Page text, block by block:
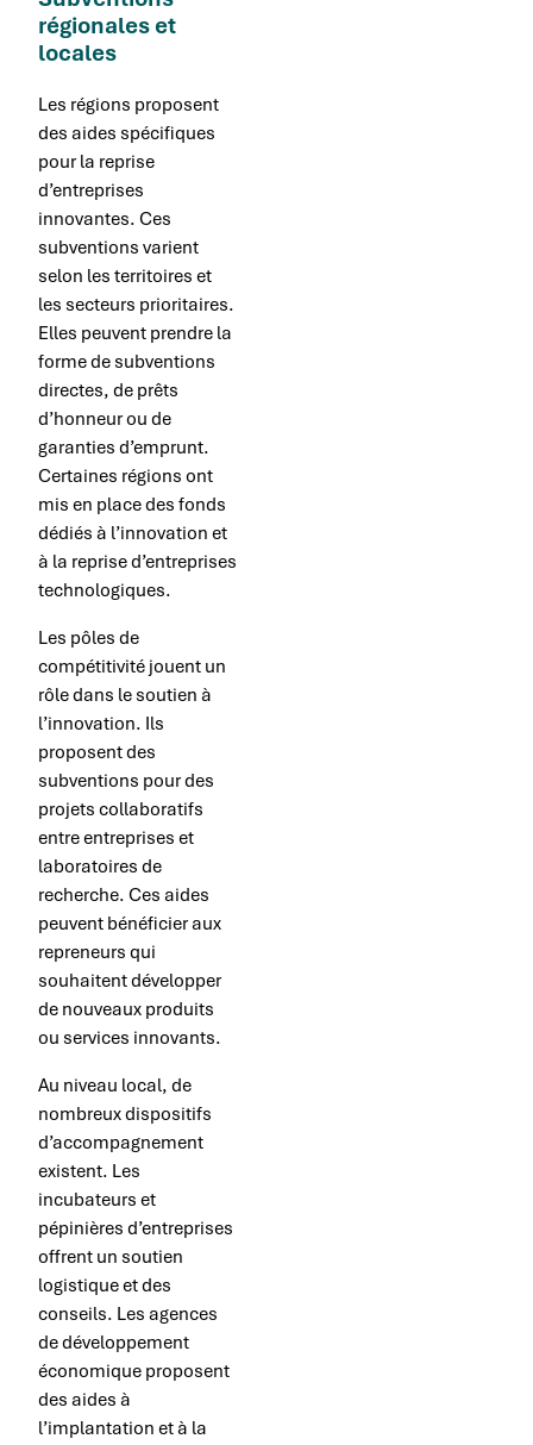
régionales et
locales
Les régions proposent
des aides spécifiques
pour la reprise
d’entreprises
innovantes. Ces
subventions varient
selon les territoires et
les secteurs prioritaires.
Elles peuvent prendre la
forme de subventions
directes, de prêts
d’honneur ou de
garanties d’emprunt.
Certaines régions ont
mis en place des fonds
dédiés à l’innovation et
à la reprise d’entreprises
technologiques.
Les pôles de
compétitivité jouent un
rôle dans le soutien à
l’innovation. Ils
proposent des
subventions pour des
projets collaboratifs
entre entreprises et
laboratoires de
recherche. Ces aides
peuvent bénéficier aux
repreneurs qui
souhaitent développer
de nouveaux produits
ou services innovants.
Au niveau local, de
nombreux dispositifs
d’accompagnement
existent. Les
incubateurs et
pépinières d’entreprises
offrent un soutien
logistique et des
conseils. Les agences
de développement
économique proposent
des aides à
l’implantation et à la